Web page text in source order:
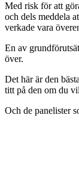
Med risk för att
och dels meddela
verkade vara
En av
över.
Det här är den
titt på den om du
Och de panelister